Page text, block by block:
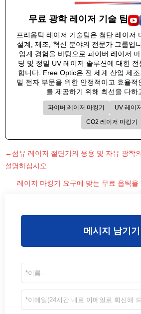
무료 광학 레이저 기술 팀
프리옵틱 레이저 기술팀은 첨단 레이저
설계, 제조, 혁신 분야의 전문가 그룹입
업계 경험을 바탕으로 파이버 레이저
딩 및 정밀 UV 레이저 솔루션에 대한
합니다. Free Optic은 전 세계 산업 제
밀 전자 부문을 위한 안정적이고 효율
를 제공하기 위해 최선을 다하
파이버 레이저 마킹기 UV 레이
CO2 레이저 마킹기
←섬유 레이저 절단기의 응용 및 자유 광학
설명하십시오.
레이저 마킹기 요구에 맞는 무료 옵틱
메시지 남기기